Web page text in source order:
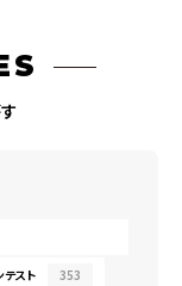
テスト 353